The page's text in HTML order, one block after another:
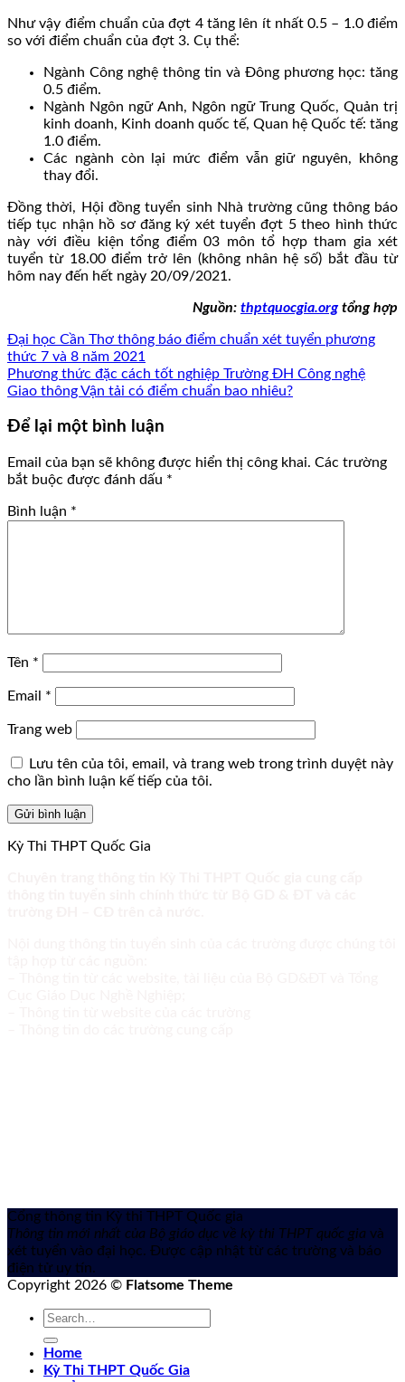
Như vậy điểm chuẩn của đợt 4 tăng lên ít nhất 0.5 – 1.0 điểm
so với điểm chuẩn của đợt 3. Cụ thể:
Ngành Công nghệ thông tin và Đông phương học: tăng
0.5 điểm.
Ngành Ngôn ngữ Anh, Ngôn ngữ Trung Quốc, Quản trị
kinh doanh, Kinh doanh quốc tế, Quan hệ Quốc tế: tăng
1.0 điểm.
Các ngành còn lại mức điểm vẫn giữ nguyên, không
thay đổi.
Đồng thời, Hội đồng tuyển sinh Nhà trường cũng thông báo
tiếp tục nhận hồ sơ đăng ký xét tuyển đợt 5 theo hình thức
này với điều kiện tổng điểm 03 môn tổ hợp tham gia xét
tuyển từ 18.00 điểm trở lên (không nhân hệ số) bắt đầu từ
hôm nay đến hết ngày 20/09/2021.
Nguồn: thptquocgia.orgtổng hợp
Đại học Cần Thơ thông báo điểm chuẩn xét tuyển phương
thức 7 và 8 năm 2021
Phương thức đặc cách tốt nghiệp Trường ĐH Công nghệ
Giao thông Vận tải có điểm chuẩn bao nhiêu?
Để lại một bình luận
Email của bạn sẽ không được hiển thị công khai. Các trường
bắt buộc được đánh dấu *
Bình luận *
Tên *
Email *
Trang web
Lưu tên của tôi, email, và trang web trong trình duyệt này
cho lần bình luận kế tiếp của tôi.
Kỳ Thi THPT Quốc Gia
Cổng thông tin Kỳ thi THPT Quốc gia
Thông tin mới nhất của Bộ giáo dục về kỳ thi THPT quốc gia và
xét tuyển vào đại học. Được cập nhật từ các trường và báo
điện tử uy tín.
Copyright 2026 © Flatsome Theme
Home
Kỳ Thi THPT Quốc Gia